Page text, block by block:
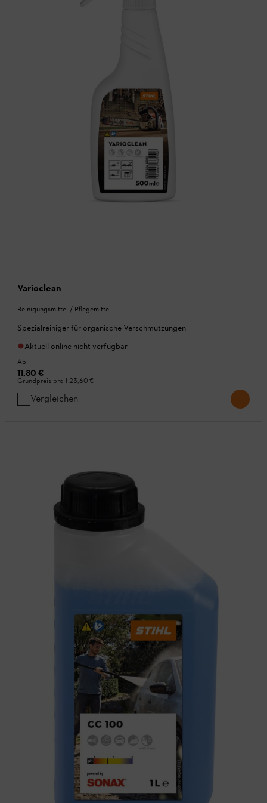
Varioclean
Reinigungsmittel / Pflegemittel
Spezialreiniger für organische Verschmutzungen
Aktuell online nicht verfügbar
Ab
11,80 €
Grundpreis pro l 23,60 €
Vergleichen